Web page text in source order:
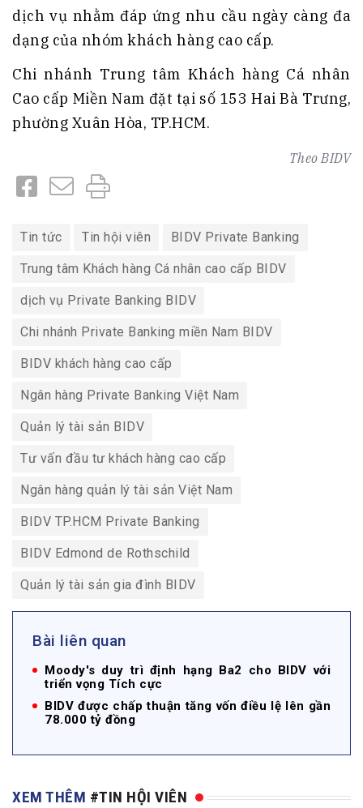
dịch vụ nhằm đáp ứng nhu cầu ngày càng đa
dạng của nhóm khách hàng cao cấp.
Chi nhánh Trung tâm Khách hàng Cá nhân
Cao cấp Miền Nam đặt tại số 153 Hai Bà Trưng,
phường Xuân Hòa, TP.HCM.
TheoBIDV
Tin tức Tin hội viên BIDV Private Banking
Trung tâm Khách hàng Cá nhân cao cấp BIDV
dịch vụ Private Banking BIDV
Chi nhánh Private Banking miền Nam BIDV
BIDV khách hàng cao cấp
Ngân hàng Private Banking Việt Nam
Quản lý tài sản BIDV
Tư vấn đầu tư khách hàng cao cấp
Ngân hàng quản lý tài sản Việt Nam
BIDV TP.HCM Private Banking
BIDV Edmond de Rothschild
Quản lý tài sản gia đình BIDV
Bài liên quan
Moody's duy trì định hạng Ba2 cho BIDV với
triển vọng Tích cực
BIDV được chấp thuận tăng vốn điều lệ lên gần
78.000 tỷ đồng
XEM THÊM #TIN HỘI VIÊN